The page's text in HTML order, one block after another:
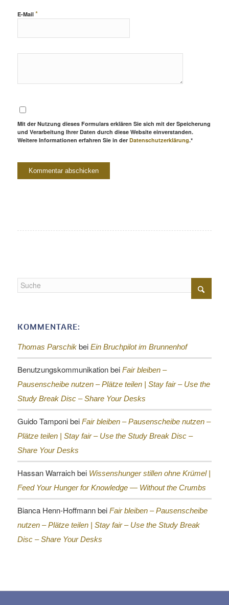
E-Mail *
Mit der Nutzung dieses Formulars erklären Sie sich mit der Speicherung
und Verarbeitung Ihrer Daten durch diese Website einverstanden.
Weitere Informationen erfahren Sie in der Datenschutzerklärung.*
KOMMENTARE:
Thomas Parschikbei Ein Bruchpilot im Brunnenhof
Benutzungskommunikationbei Fair bleiben –
Pausenscheibe nutzen – Plätze teilen | Stay fair – Use the
Study Break Disc – Share Your Desks
Guido Tamponibei Fair bleiben – Pausenscheibe nutzen –
Plätze teilen | Stay fair – Use the Study Break Disc –
Share Your Desks
Hassan Warraichbei Wissenshunger stillen ohne Krümel |
Feed Your Hunger for Knowledge — Without the Crumbs
Bianca Henn-Hoffmannbei Fair bleiben – Pausenscheibe
nutzen – Plätze teilen | Stay fair – Use the Study Break
Disc – Share Your Desks